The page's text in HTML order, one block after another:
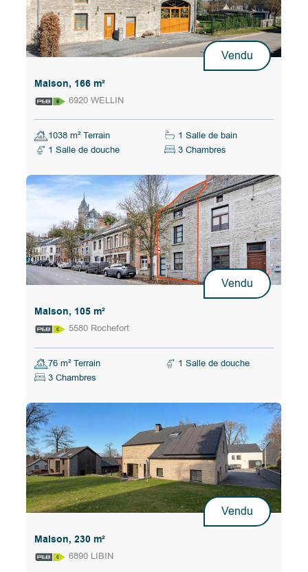
Vendu
Maison, 166 m²
6920 WELLIN
1038 m² Terrain
1 Salle de bain
1 Salle de douche
3 Chambres
Vendu
Maison, 105 m²
5580 Rochefort
76 m² Terrain
1 Salle de douche
3 Chambres
Vendu
Maison, 230 m²
6890 LIBIN